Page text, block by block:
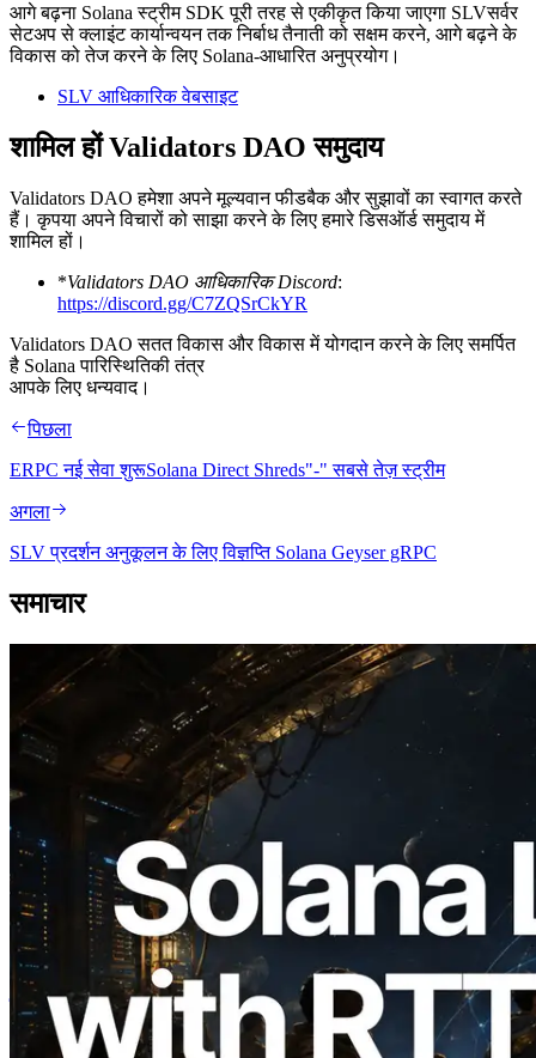
आगे बढ़ना Solana स्ट्रीम SDK पूरी तरह से एकीकृत किया जाएगा SLVसर्वर
सेटअप से क्लाइंट कार्यान्वयन तक निर्बाध तैनाती को सक्षम करने, आगे बढ़ने के
विकास को तेज करने के लिए Solana-आधारित अनुप्रयोग।
SLV आधिकारिक वेबसाइट
शामिल हों Validators DAO समुदाय
Validators DAO हमेशा अपने मूल्यवान फीडबैक और सुझावों का स्वागत करते
हैं। कृपया अपने विचारों को साझा करने के लिए हमारे डिसऑर्ड समुदाय में
शामिल हों।
*Validators DAO आधिकारिक Discord:
https://discord.gg/C7ZQSrCkYR
Validators DAO सतत विकास और विकास में योगदान करने के लिए समर्पित
है Solana पारिस्थितिकी तंत्र
आपके लिए धन्यवाद।
पिछला
ERPC नई सेवा शुरूSolana Direct Shreds"-" सबसे तेज़ स्ट्रीम
अगला
SLV प्रदर्शन अनुकूलन के लिए विज्ञप्ति Solana Geyser gRPC
समाचार
2026.08.05
ERPC का Solana Leader Slot API अब 7
वैश्विक क्षेत्रों से ping मापता है — Validators
Information API भी लॉन्च